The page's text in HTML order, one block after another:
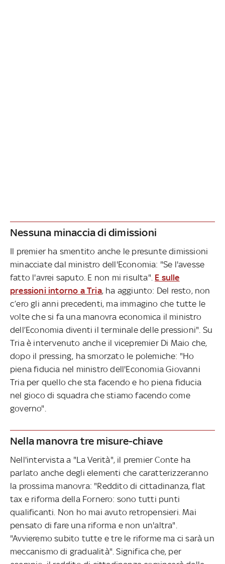
Nessuna minaccia di dimissioni
Il premier ha smentito anche le presunte dimissioni
minacciate dal ministro dell'Economia: "Se l'avesse
fatto l'avrei saputo. E non mi risulta". E sulle
pressioni intorno a Tria, ha aggiunto: Del resto, non
c’ero gli anni precedenti, ma immagino che tutte le
volte che si fa una manovra economica il ministro
dell’Economia diventi il terminale delle pressioni". Su
Tria è intervenuto anche il vicepremier Di Maio che,
dopo il pressing, ha smorzato le polemiche: "Ho
piena fiducia nel ministro dell'Economia Giovanni
Tria per quello che sta facendo e ho piena fiducia
nel gioco di squadra che stiamo facendo come
governo".
Nella manovra tre misure-chiave
Nell'intervista a "La Verità", il premier Conte ha
parlato anche degli elementi che caratterizzeranno
la prossima manovra: "Reddito di cittadinanza, flat
tax e riforma della Fornero: sono tutti punti
qualificanti. Non ho mai avuto retropensieri. Mai
pensato di fare una riforma e non un'altra".
"Avvieremo subito tutte e tre le riforme ma ci sarà un
meccanismo di gradualità". Significa che, per